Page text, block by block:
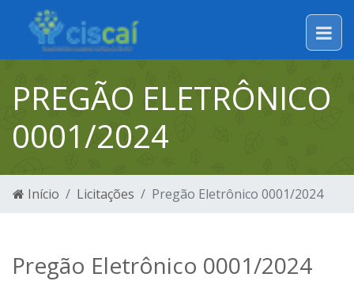
PREGÃO ELETRÔNICO
0001/2024
Início Licitações Pregão Eletrônico 0001/2024
Pregão Eletrônico 0001/2024